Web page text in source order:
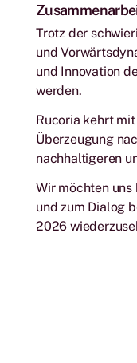
Trotz der
und
und Innovation
werden.
Rucoria kehrt
Überzeugung
nachhaltigeren
Wir möchten
und zum Dialog
2026